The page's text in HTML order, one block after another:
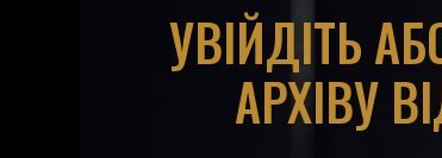
УВІЙДІТЬ
АРХІВУ